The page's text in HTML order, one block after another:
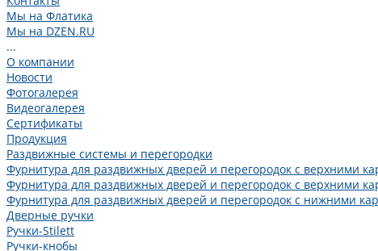
Мы на Флатика
Мы на DZEN.RU
...
О компании
Новости
Фотогалерея
Видеогалерея
Сертификаты
Продукция
Раздвижные системы и перегородки
Фурнитура для раздвижных дверей и перегородок с верхними
Фурнитура для раздвижных дверей и перегородок с верхними
Фурнитура для раздвижных дверей и перегородок с нижними
Дверные ручки
Ручки-Stilett
Ручки-кнобы